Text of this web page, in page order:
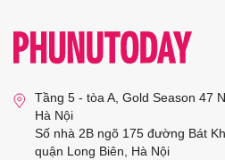
Tầng 5 - tòa A, Gold Season 47
Hà Nội
Số nhà 2B ngõ 175 đường Bát
quận Long Biên, Hà Nội